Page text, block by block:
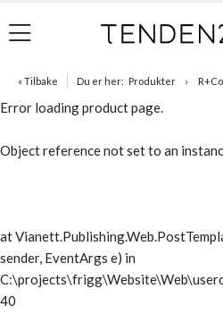
« Tilbake Du er her: Produkter R+Co
Error loading product page.
Object reference not set to an
at
sender, EventArgs e) in
40